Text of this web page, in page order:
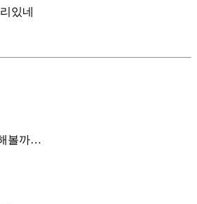
있네
볼까…